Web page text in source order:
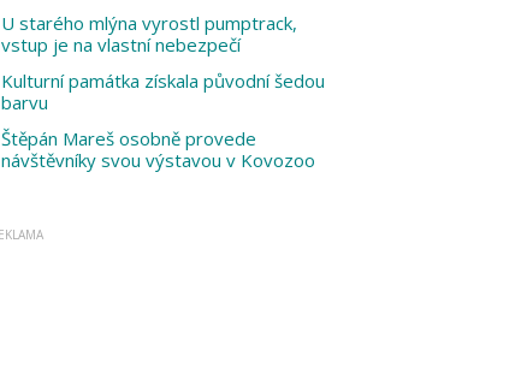
U starého mlýna vyrostl pumptrack,
vstup je na vlastní nebezpečí
Kulturní památka získala původní šedou
barvu
Štěpán Mareš osobně provede
návštěvníky svou výstavou v Kovozoo